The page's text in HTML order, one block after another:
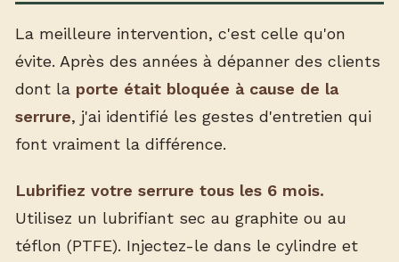
La meilleure intervention, c'est celle qu'on
évite. Après des années à dépanner des clients
dont la porte était bloquée à cause de la
serrure, j'ai identifié les gestes d'entretien qui
font vraiment la différence.
Lubrifiez votre serrure tous les 6 mois.
Utilisez un lubrifiant sec au graphite ou au
téflon (PTFE). Injectez-le dans le cylindre et